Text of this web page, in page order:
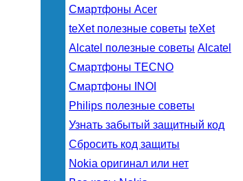
Смартфоны Acer
teXet полезные советы teXet
Alcatel полезные советы Alcatel
Смартфоны TECNO
Смартфоны INOI
Philips полезные советы
Узнать забытый защитный код
Сбросить код защиты
Nokia оригинал или нет